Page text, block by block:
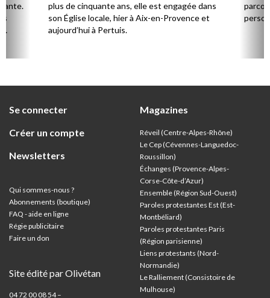
plus de cinquante ans, elle est engagée dans
son Église locale, hier à Aix-en-Provence et
aujourd’hui à Pertuis.
Se connecter
Créer un compte
Newsletters
Qui sommes-nous ?
Abonnements (boutique)
FAQ - aide en ligne
Régie publicitaire
Faire un don
Site édité par Olivétan
04 72 00 08 54 –
Magazines
Réveil (Centre-Alpes-Rhône)
Le Cep (Cévennes-Languedoc-
Roussillon)
Échanges (Provence-Alpes-
Corse-Côte-d’Azur)
Ensemble (Région Sud-Ouest)
Paroles protestantes Est (Est-
Montbéliard)
Paroles protestantes Paris
(Région parisienne)
Liens protestants (Nord-
Normandie)
Le Ralliement (Consistoire de
Mulhouse)